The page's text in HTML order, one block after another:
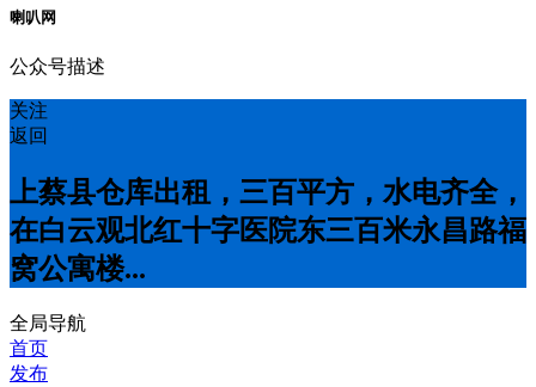
喇叭网
公众号描述
关注
返回
上蔡县仓库出租，三百平方，水电齐全，
在白云观北红十字医院东三百米永昌路福
窝公寓楼...
全局导航
首页
发布